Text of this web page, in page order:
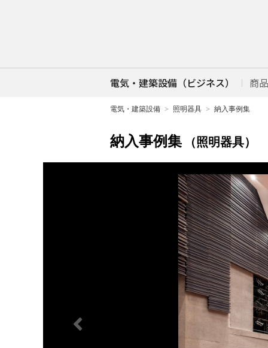
電気・建築設備（ビジネス） 商
電気・建築設備 照明器具 納入事例集
納入事例集 （照明器具）